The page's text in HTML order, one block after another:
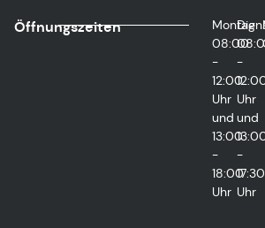
Öffnungszeiten
Montag
08:00
-
12:00
Uhr
und
13:00
-
18:00
Uhr
-
Uhr
und
-
17:30
Uhr